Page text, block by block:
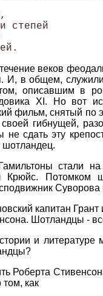
степей
веков
И, в общем, служили
описавшим в
XI. Но вот
фильм, снятый
гибнущей,
не сдать эту
шотландец.
стали
Крюйс. Потомком
Суворова
капитан
Шотландцы -
и
Роберта
том, как